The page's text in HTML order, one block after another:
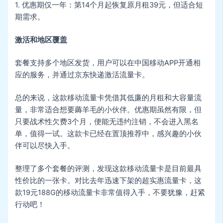
1. 优惠期仅一年：第14个月起恢复原月租39元，但适合短
期需求。
激活和地区覆盖
套餐支持多个地区发货，用户可以在中国移动APP开通相
应的服务，并通过京东快递激活流量卡。
总的来说，这款移动流量卡凭借其低廉的月租和大容量流
量，非常适合想要薅羊毛的小伙伴。优惠期虽然有限，但
只要战术性欠费3个月，便能无违约注销，不会进入黑名
单，值得一试。这款卡已经在置顶推荐中，感兴趣的小伙
伴可以尽快入手。
整理了多个套餐的评测，发现这款移动流量卡是目前最具
性价比的一张卡。对比去年迅速下架的超实惠流量卡，这
款19元188G的移动流量卡非常值得入手，不要犹豫，赶紧
行动吧！